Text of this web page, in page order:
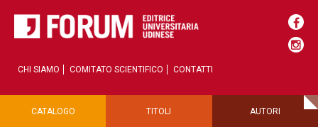
CHI SIAMO COMITATO SCIENTIFICO CONTATTI
CATALOGO TITOLI AUTORI